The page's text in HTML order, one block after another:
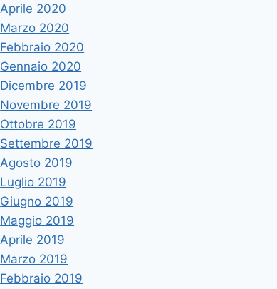
Aprile 2020
Marzo 2020
Febbraio 2020
Gennaio 2020
Dicembre 2019
Novembre 2019
Ottobre 2019
Settembre 2019
Agosto 2019
Luglio 2019
Giugno 2019
Maggio 2019
Aprile 2019
Marzo 2019
Febbraio 2019